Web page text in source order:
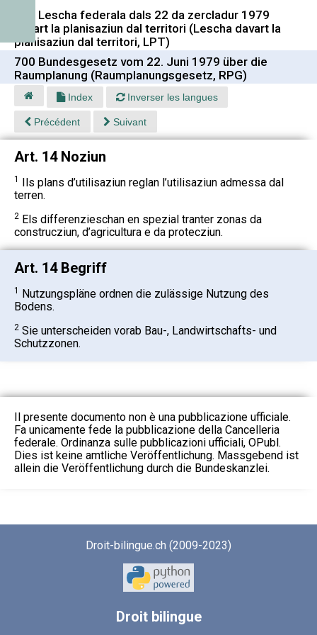
700 Lescha federala dals 22 da zercladur 1979
davart la planisaziun dal territori (Lescha davart la
planisaziun dal territori, LPT)
700 Bundesgesetz vom 22. Juni 1979 über die
Raumplanung (Raumplanungsgesetz, RPG)
Index Inverser les langues
Précédent Suivant
Art. 14 Noziun
1 Ils plans d’utilisaziun reglan l’utilisaziun admessa dal
terren.
2 Els differenzieschan en spezial tranter zonas da
construcziun, d’agricultura e da protecziun.
Art. 14 Begriff
1 Nutzungspläne ordnen die zulässige Nutzung des
Bodens.
2 Sie unterscheiden vorab Bau-, Landwirtschafts- und
Schutzzonen.
Il presente documento non è una pubblicazione ufficiale.
Fa unicamente fede la pubblicazione della Cancelleria
federale. Ordinanza sulle pubblicazioni ufficiali, OPubl.
Dies ist keine amtliche Veröffentlichung. Massgebend ist
allein die Veröffentlichung durch die Bundeskanzlei.
Droit-bilingue.ch (2009-2023)
Droitbilingue